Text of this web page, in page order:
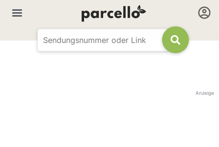
Anzeige